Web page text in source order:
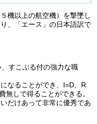
機以上の航空機）を撃墜し
、「エース」の日本語訳で
すこぶる付の強力な職
なることができ、I=D、R
無しで得ることができる。
けあって非常に優秀であ